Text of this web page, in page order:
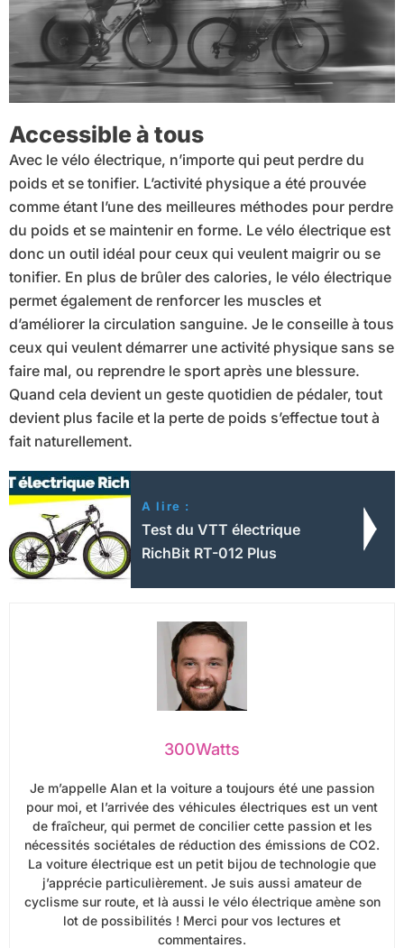
Accessible à tous
Avec le vélo électrique, n’importe qui peut perdre du
poids et se tonifier. L’activité physique a été prouvée
comme étant l’une des meilleures méthodes pour perdre
du poids et se maintenir en forme. Le vélo électrique est
donc un outil idéal pour ceux qui veulent maigrir ou se
tonifier. En plus de brûler des calories, le vélo électrique
permet également de renforcer les muscles et
d’améliorer la circulation sanguine. Je le conseille à tous
ceux qui veulent démarrer une activité physique sans se
faire mal, ou reprendre le sport après une blessure.
Quand cela devient un geste quotidien de pédaler, tout
devient plus facile et la perte de poids s’effectue tout à
fait naturellement.
A lire :
Test du VTT électrique
RichBit RT-012 Plus
300Watts
Je m’appelle Alan et la voiture a toujours été une passion
pour moi, et l’arrivée des véhicules électriques est un vent
de fraîcheur, qui permet de concilier cette passion et les
nécessités sociétales de réduction des émissions de CO2.
La voiture électrique est un petit bijou de technologie que
j’apprécie particulièrement. Je suis aussi amateur de
cyclisme sur route, et là aussi le vélo électrique amène son
lot de possibilités ! Merci pour vos lectures et
commentaires.